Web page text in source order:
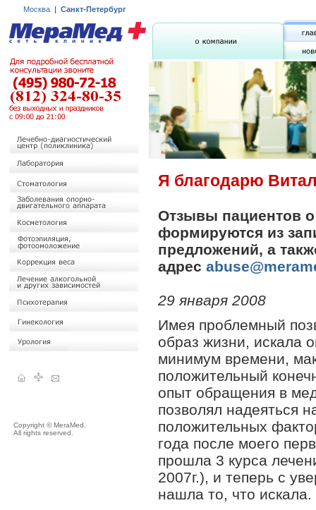
Москва| Санкт-Петербург
Copyright © MeraMed.
All rights reserved.
Я благодарю
Отзывы пациентов
формируются из
предложений, а
адрес
29 января 2008
Имея проблемный
образ жизни, искала
минимум времени,
положительный
опыт обращения в
позволял надеяться
положительных
года после моего
прошла 3 курса
2007г.), и теперь с
нашла то, что искала.